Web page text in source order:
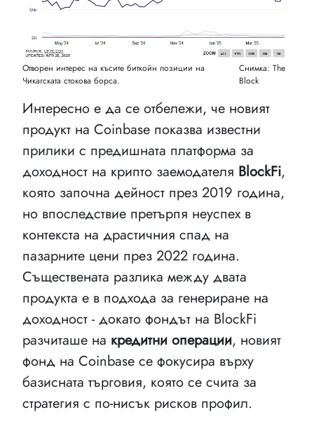
Отворен интерес на късите биткойн позиции на
Чикагската стокова борса.
Снимка: The
Block
Интересно е да се отбележи, че новият
продукт на Coinbase показва известни
прилики с предишната платформа за
доходност на крипто заемодателя BlockFi,
която започна дейност през 2019 година,
но впоследствие претърпя неуспех в
контекста на драстичния спад на
пазарните цени през 2022 година.
Съществената разлика между двата
продукта е в подхода за генериране на
доходност - докато фондът на BlockFi
разчиташе на кредитни операции, новият
фонд на Coinbase се фокусира върху
базисната търговия, която се счита за
стратегия с по-нисък рисков профил.